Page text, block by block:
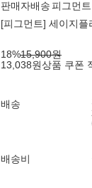
판매자배송피그먼트
[피그먼트] 세이지
18%15,900원
13,038원상품 쿠폰
배송
배송비